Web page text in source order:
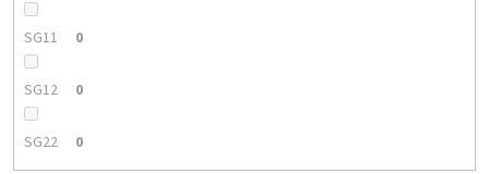
SG11 0
SG12 0
SG22 0